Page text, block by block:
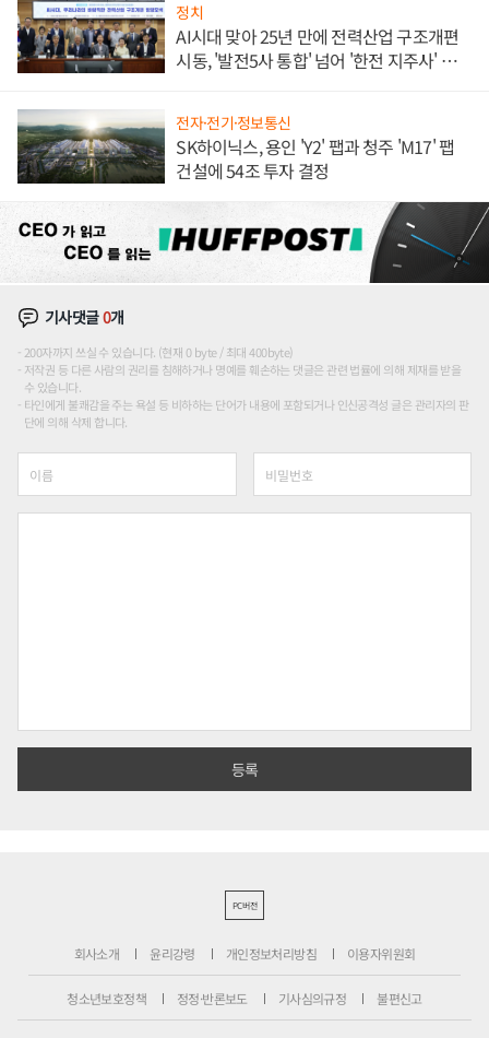
정치
AI시대 맞아 25년 만에 전력산업 구조개편
시동, '발전5사 통합' 넘어 '한전 지주사' 재편
전자·전기·정보통신
SK하이닉스, 용인 'Y2' 팹과 청주 'M17' 팹
건설에 54조 투자 결정
기사댓글0개
200자까지 쓰실 수 있습니다. (현재 0 byte / 최대 400byte)
저작권 등 다른 사람의 권리를 침해하거나 명예를 훼손하는 댓글은 관련 법률에 의해 제재를 받을
수 있습니다.
타인에게 불쾌감을 주는 욕설 등 비하하는 단어가 내용에 포함되거나 인신공격성 글은 관리자의 판
단에 의해 삭제 합니다.
PC버전
회사소개 윤리강령 개인정보처리방침 이용자위원회
청소년보호정책 정정·반론보도 기사심의규정 불편신고